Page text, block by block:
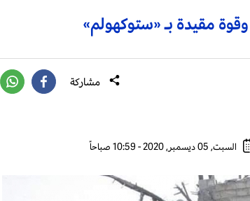
مقيدة بـ «ستوكهولم»
مشاركة
السبت, 05 ديسمبر, 2020 - 10:59 صباحاً